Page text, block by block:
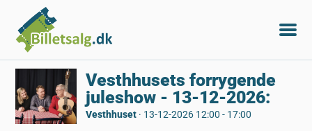
Vesthhusets forrygende
juleshow - 13-12-2026:
Vesthhuset· 13-12-2026 12:00 - 17:00